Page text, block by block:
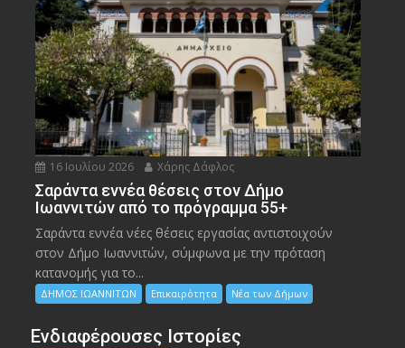
16 Ιουλίου 2026 Χάρης Δάφλος
Σαράντα εννέα θέσεις στον Δήμο
Ιωαννιτών από το πρόγραμμα 55+
Σαράντα εννέα νέες θέσεις εργασίας αντιστοιχούν
στον Δήμο Ιωαννιτών, σύμφωνα με την πρόταση
κατανομής για το...
ΔΗΜΟΣ ΙΩΑΝΝΙΤΩΝ Επικαιρότητα Νέα των Δήμων
Ενδιαφέρουσες Ιστορίες